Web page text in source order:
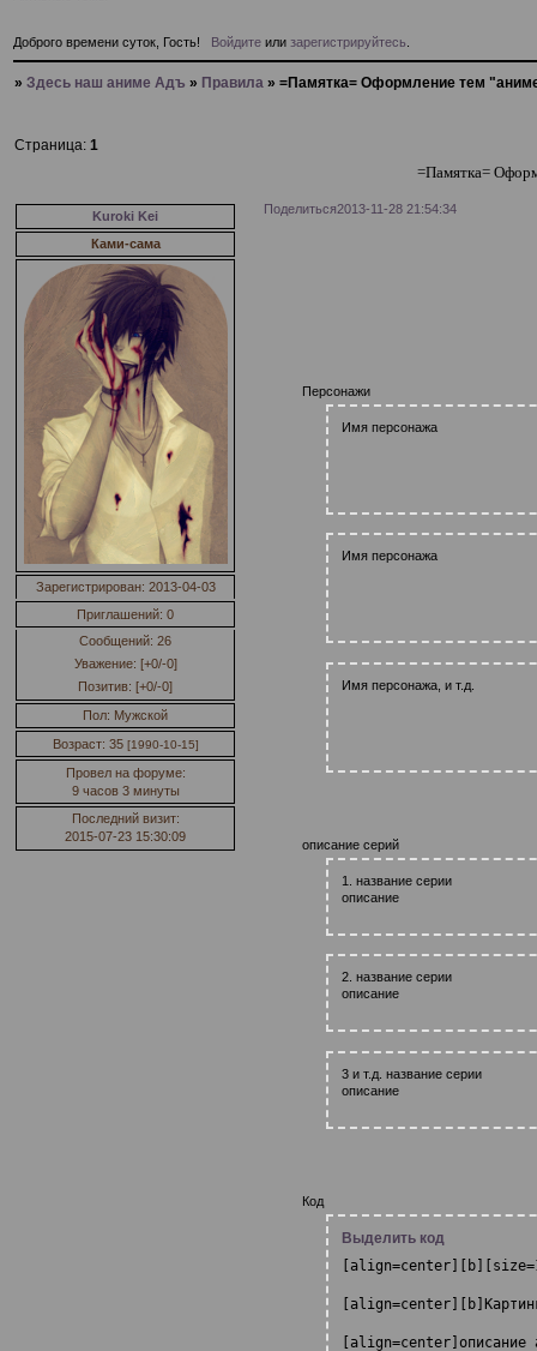
Доброго времени суток, Гость! Войдитеили зарегистрируйтесь
»Здесь наш аниме Адъ » Правила »=Памятка= Оформление тем
=Памятка=
Страница:1
Поделиться2013-11-28 21:54:34
Kuroki Kei
Ками-сама
Зарегистрирован: 2013-04-03
Приглашений: 0
Сообщений: 26
Уважение: [+0/-0]
Позитив: [+0/-0]
Пол: Мужской
Возраст: 35 [1990-10-15]
Провел на форуме:
9 часов 3 минуты
Последний визит:
2015-07-23 15:30:09
Персонажи
Имя персонажа
Имя персонажа
Имя персонажа, и т.д.
описание серий
1. название серии
описание
2. название серии
описание
3 и т.д. название серии
описание
Код
Выделить код